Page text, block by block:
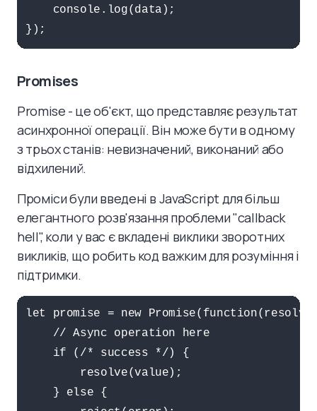
    console.log(data);
});
Promises
Promise - це об'єкт, що представляє результат
асинхронної операції. Він може бути в одному
з трьох станів: невизначений, виконаний або
відхилений.
Проміси були введені в JavaScript для більш
елегантного розв'язання проблеми "callback
hell", коли у вас є вкладені виклики зворотних
викликів, що робить код важким для розуміння і
підтримки.
let promise = new
    // Async operation here
    if (/* success */) {
        resolve(value);
    } else {